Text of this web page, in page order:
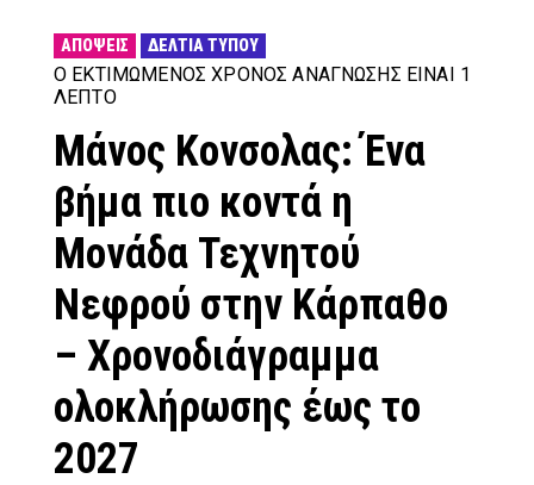
ΑΠΌΨΕΙΣ ΔΕΛΤΊΑ ΤΎΠΟΥ
Ο ΕΚΤΙΜΏΜΕΝΟΣ ΧΡΌΝΟΣ ΑΝΆΓΝΩΣΗΣ ΕΊΝΑΙ 1
ΛΕΠΤΌ
Μάνος Κονσολας: Ένα
βήμα πιο κοντά η
Μονάδα Τεχνητού
Νεφρού στην Κάρπαθο
– Χρονοδιάγραμμα
ολοκλήρωσης έως το
2027